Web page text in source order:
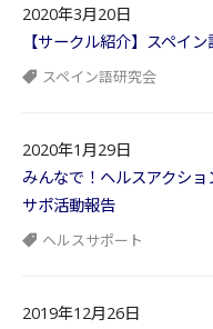
2020年3月20日
【サークル紹介】スペイ
スペイン語研究会
2020年1月29日
みんなで！ヘルスアクシ
サポ活動報告
ヘルスサポート
2019年12月26日